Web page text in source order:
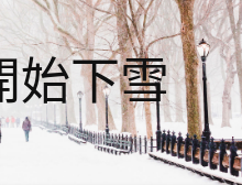
始下雪